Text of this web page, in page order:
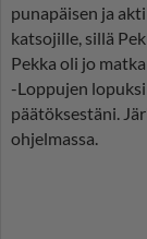
punapäisen ja
katsojille, sillä
Pekka oli jo
-Loppujen
päätöksestäni.
ohjelmassa.